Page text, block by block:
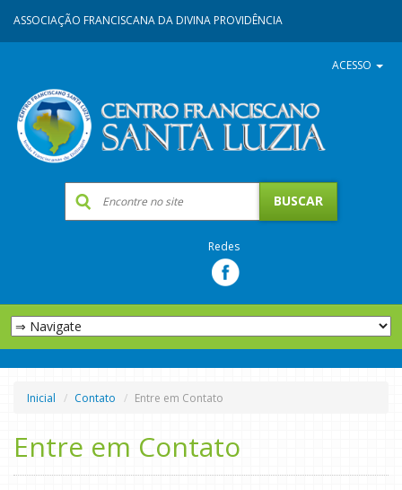
ASSOCIAÇÃO FRANCISCANA DA DIVINA PROVIDÊNCIA
ACESSO
Redes
Inicial Contato Entre em Contato
Entre em Contato